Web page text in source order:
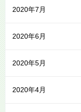
2020年7月
2020年6月
2020年5月
2020年4月